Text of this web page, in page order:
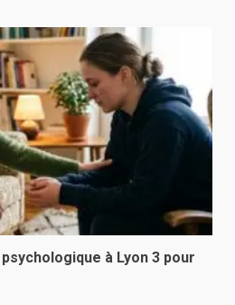
à Lyon 3 pour